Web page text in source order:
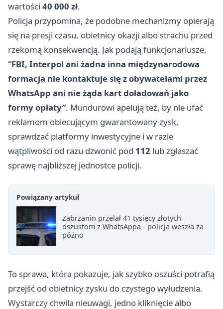
wartości 40 000 zł.
Policja przypomina, że podobne mechanizmy opierają
się na presji czasu, obietnicy okazji albo strachu przed
rzekomą konsekwencją. Jak podają funkcjonariusze,
“FBI, Interpol ani żadna inna międzynarodowa
formacja nie kontaktuje się z obywatelami przez
WhatsApp ani nie żąda kart doładowań jako
formy opłaty”. Mundurowi apelują też, by nie ufać
reklamom obiecującym gwarantowany zysk,
sprawdzać platformy inwestycyjne i w razie
wątpliwości od razu dzwonić pod 112 lub zgłaszać
sprawę najbliższej jednostce policji.
Powiązany artykuł
Zabrzanin przelał 41 tysięcy złotych
oszustom z WhatsAppa - policja weszła za
późno
To sprawa, która pokazuje, jak szybko oszuści potrafią
przejść od obietnicy zysku do czystego wyłudzenia.
Wystarczy chwila nieuwagi, jedno kliknięcie albo